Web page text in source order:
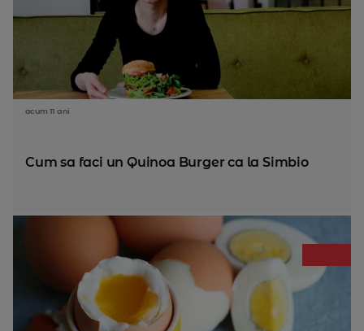
acum 11 ani
Cum sa faci un Quinoa Burger ca la Simbio